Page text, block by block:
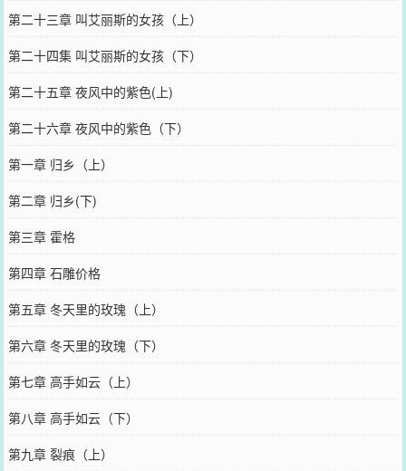
第二十三章 叫艾丽斯的女孩（上）
第二十四集 叫艾丽斯的女孩（下）
第二十五章 夜风中的紫色(上)
第二十六章 夜风中的紫色（下）
第一章 归乡（上）
第二章 归乡(下)
第三章 霍格
第四章 石雕价格
第五章 冬天里的玫瑰（上）
第六章 冬天里的玫瑰（下）
第七章 高手如云（上）
第八章 高手如云（下）
第九章 裂痕（上）